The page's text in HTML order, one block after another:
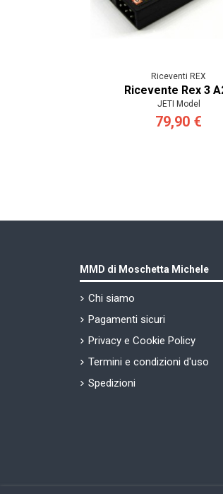
Riceventi REX
Ricevente Rex 3
JETI Model
79,90 €
MMD di Moschetta Michele
Chi siamo
Pagamenti sicuri
Privacy e Cookie Policy
Termini e condizioni d'uso
Spedizioni